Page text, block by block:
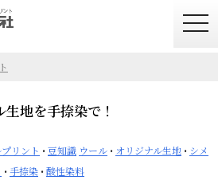
生地を手捺染で！
リント •豆知識 ウール • オリジナル生地 • シメ
•手捺染 •酸性染料